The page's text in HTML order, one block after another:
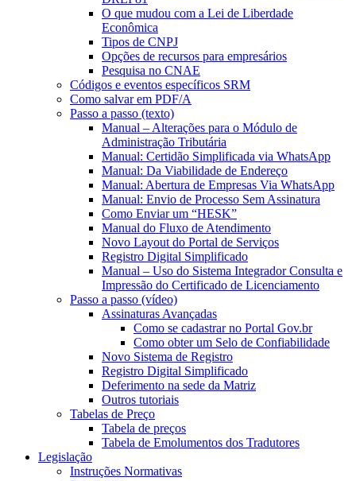
O que mudou com a Lei de Liberdade
Econômica
Tipos de CNPJ
Opções de recursos para empresários
Pesquisa no CNAE
Códigos e eventos específicos SRM
Como salvar em PDF/A
Passo a passo (texto)
Manual – Alterações para o Módulo de
Administração Tributária
Manual: Certidão Simplificada via WhatsApp
Manual: Da Viabilidade de Endereço
Manual: Abertura de Empresas Via WhatsApp
Manual: Envio de Processo Sem Assinatura
Como Enviar um “HESK”
Manual do Fluxo de Atendimento
Novo Layout do Portal de Serviços
Registro Digital Simplificado
Manual – Uso do Sistema Integrador Consulta e
Impressão do Certificado de Licenciamento
Passo a passo (vídeo)
Assinaturas Avançadas
Como se cadastrar no Portal Gov.br
Como obter um Selo de Confiabilidade
Novo Sistema de Registro
Registro Digital Simplificado
Deferimento na sede da Matriz
Outros tutoriais
Tabelas de Preço
Tabela de preços
Tabela de Emolumentos dos Tradutores
Legislação
Instruções Normativas